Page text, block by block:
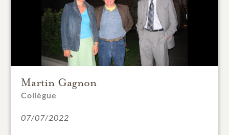
Martin Gagnon
Collègue
07/07/2022